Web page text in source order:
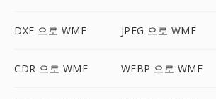
DXF 으로 WMF JPEG 으로 WMF
CDR 으로 WMF WEBP 으로 WMF